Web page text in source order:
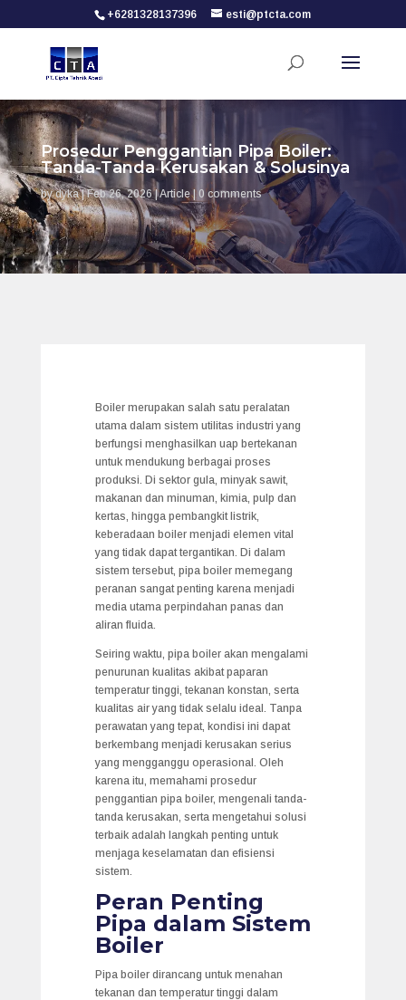
+6281328137396 esti@ptcta.com
Prosedur Penggantian Pipa Boiler:
Tanda-Tanda Kerusakan & Solusinya
bydyka|Feb 26, 2026|Article| 0 comments
Boiler merupakan salah satu peralatan
utama dalam sistem utilitas industri yang
berfungsi menghasilkan uap bertekanan
untuk mendukung berbagai proses
produksi. Di sektor gula, minyak sawit,
makanan dan minuman, kimia, pulp dan
kertas, hingga pembangkit listrik,
keberadaan boiler menjadi elemen vital
yang tidak dapat tergantikan. Di dalam
sistem tersebut, pipa boiler memegang
peranan sangat penting karena menjadi
media utama perpindahan panas dan
aliran fluida.
Seiring waktu, pipa boiler akan mengalami
penurunan kualitas akibat paparan
temperatur tinggi, tekanan konstan, serta
kualitas air yang tidak selalu ideal. Tanpa
perawatan yang tepat, kondisi ini dapat
berkembang menjadi kerusakan serius
yang mengganggu operasional. Oleh
karena itu, memahami prosedur
penggantian pipa boiler, mengenali tanda-
tanda kerusakan, serta mengetahui solusi
terbaik adalah langkah penting untuk
menjaga keselamatan dan efisiensi
sistem.
Peran Penting
Pipa dalam Sistem
Boiler
Pipa boiler dirancang untuk menahan
tekanan dan temperatur tinggi dalam